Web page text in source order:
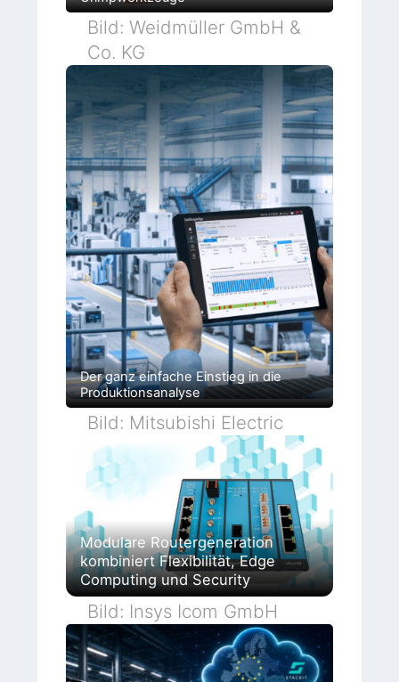
Bild: Weidmüller GmbH &
Co. KG
Der ganz einfache Einstieg in die
Produktionsanalyse
Bild: Mitsubishi Electric
Modulare Routergeneration
kombiniert Flexibilität, Edge
Computing und Security
Bild: Insys Icom GmbH